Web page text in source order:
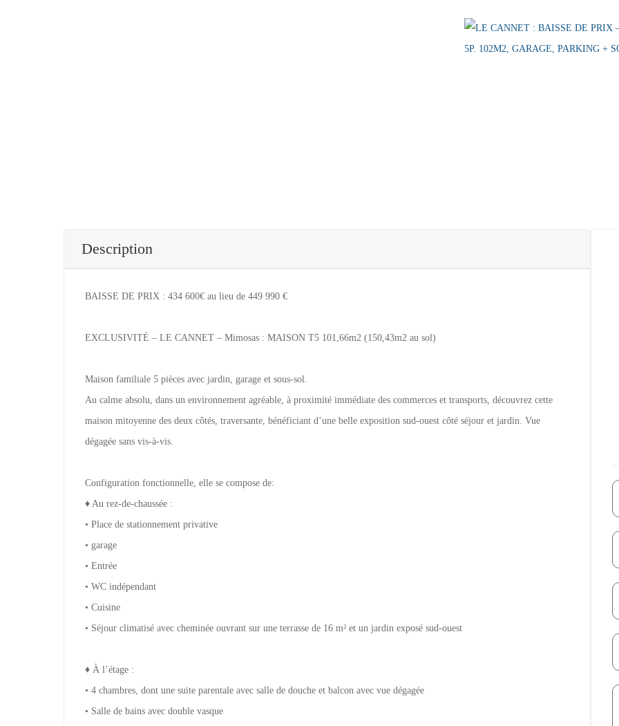
Description
BAISSE DE PRIX : 434 600€ au lieu de 449 990 €
EXCLUSIVITÉ – LE CANNET – Mimosas : MAISON T5 101,66m2 (150,43m2 au sol)
Maison familiale 5 pièces avec jardin, garage et sous-sol.
Au calme absolu, dans un environnement agréable, à proximité immédiate des commerces et transports, découvrez cette
maison mitoyenne des deux côtés, traversante, bénéficiant d’une belle exposition sud-ouest côté séjour et jardin. Vue
dégagée sans vis-à-vis.
Configuration fonctionnelle, elle se compose de:
♦ Au rez-de-chaussée :
• Place de stationnement privative
• garage
• Entrée
• WC indépendant
• Cuisine
• Séjour climatisé avec cheminée ouvrant sur une terrasse de 16 m² et un jardin exposé sud-ouest
♦ À l’étage :
• 4 chambres, dont une suite parentale avec salle de douche et balcon avec vue dégagée
• Salle de bains avec double vasque